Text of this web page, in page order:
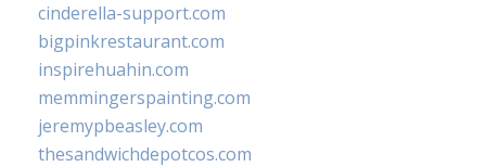
cinderella-support.com
bigpinkrestaurant.com
inspirehuahin.com
memmingerspainting.com
jeremypbeasley.com
thesandwichdepotcos.com